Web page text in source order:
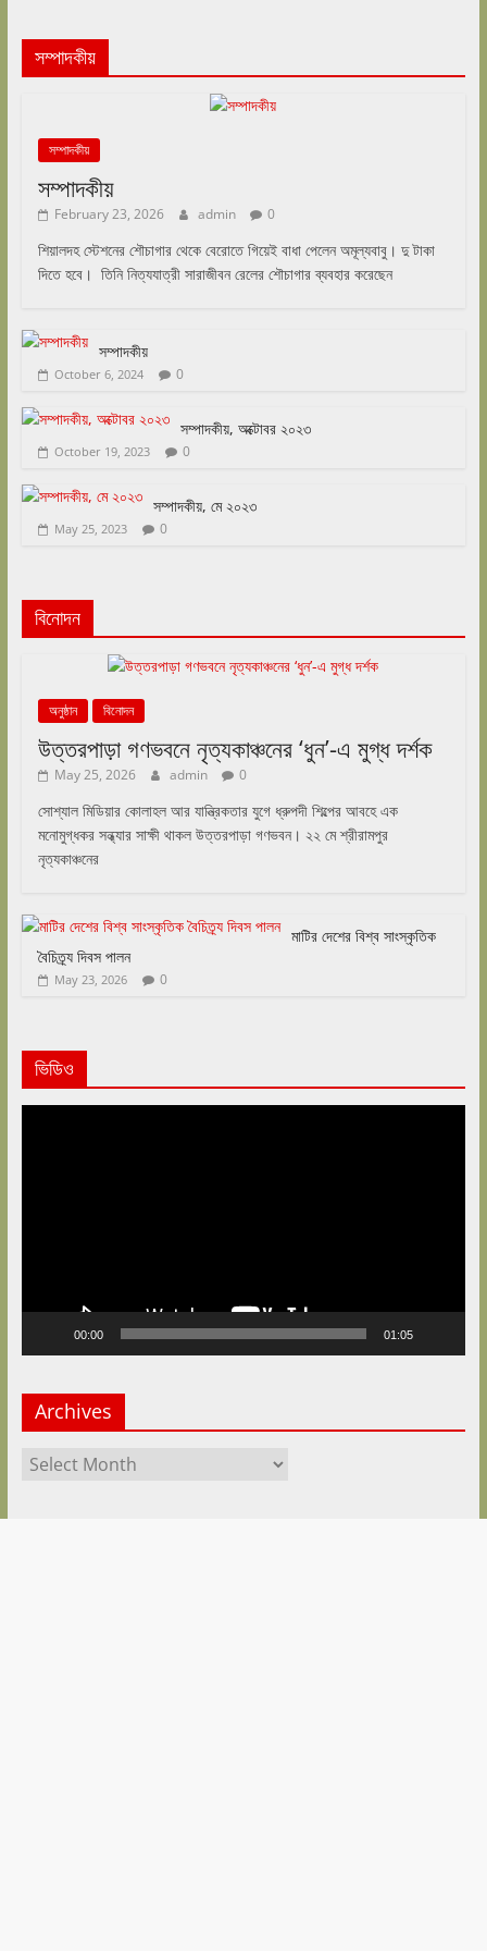
সম্পাদকীয়
সম্পাদকীয়
সম্পাদকীয়
February 23, 2026 admin 0
শিয়ালদহ স্টেশনের শৌচাগার থেকে বেরোতে গিয়েই বাধা পেলেন অমূল্যবাবু। দু টাকা
দিতে হবে। তিনি নিত্যযাত্রী সারাজীবন রেলের শৌচাগার ব্যবহার করেছেন
সম্পাদকীয়
October 6, 2024 0
সম্পাদকীয়, অক্টোবর ২০২৩
October 19, 2023 0
সম্পাদকীয়, মে ২০২৩
May 25, 2023 0
বিনোদন
অনুষ্ঠান বিনোদন
উত্তরপাড়া গণভবনে নৃত্যকাঞ্চনের ‘ধুন’-এ মুগ্ধ দর্শক
May 25, 2026 admin 0
সোশ্যাল মিডিয়ার কোলাহল আর যান্ত্রিকতার যুগে ধ্রুপদী শিল্পের আবহে এক
মনোমুগ্ধকর সন্ধ্যার সাক্ষী থাকল উত্তরপাড়া গণভবন। ২২ মে শ্রীরামপুর
নৃত্যকাঞ্চনের
মাটির দেশের বিশ্ব সাংস্কৃতিক
বৈচিত্র্য দিবস পালন
May 23, 2026 0
ভিডিও
00:00 01:05
Archives
Archives